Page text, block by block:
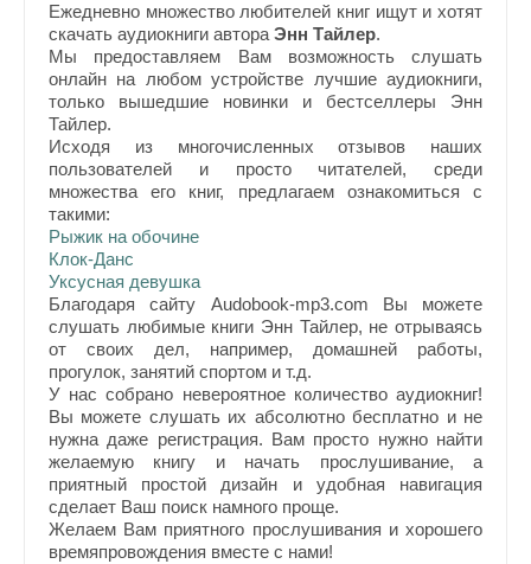
Ежедневно множество любителей книг ищут и хотят
скачать аудиокниги автора Энн Тайлер.
Мы предоставляем Вам возможность слушать
онлайн на любом устройстве лучшие аудиокниги,
только вышедшие новинки и бестселлеры Энн
Тайлер.
Исходя из многочисленных отзывов наших
пользователей и просто читателей, среди
множества его книг, предлагаем ознакомиться с
такими:
Рыжик на обочине
Клок-Данс
Уксусная девушка
Благодаря сайту Audobook-mp3.com Вы можете
слушать любимые книги Энн Тайлер, не отрываясь
от своих дел, например, домашней работы,
прогулок, занятий спортом и т.д.
У нас собрано невероятное количество аудиокниг!
Вы можете слушать их абсолютно бесплатно и не
нужна даже регистрация. Вам просто нужно найти
желаемую книгу и начать прослушивание, а
приятный простой дизайн и удобная навигация
сделает Ваш поиск намного проще.
Желаем Вам приятного прослушивания и хорошего
времяпровождения вместе с нами!